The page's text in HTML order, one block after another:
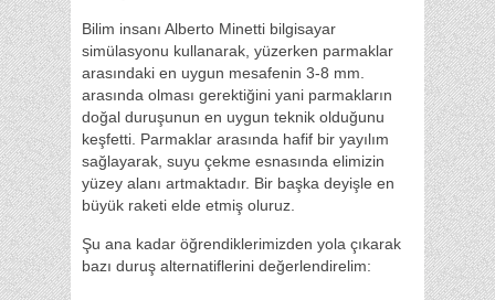
Bilim insanı Alberto Minetti bilgisayar
simülasyonu kullanarak, yüzerken parmaklar
arasındaki en uygun mesafenin 3-8 mm.
arasında olması gerektiğini yani parmakların
doğal duruşunun en uygun teknik olduğunu
keşfetti. Parmaklar arasında hafif bir yayılım
sağlayarak, suyu çekme esnasında elimizin
yüzey alanı artmaktadır. Bir başka deyişle en
büyük raketi elde etmiş oluruz.
Şu ana kadar öğrendiklerimizden yola çıkarak
bazı duruş alternatiflerini değerlendirelim: